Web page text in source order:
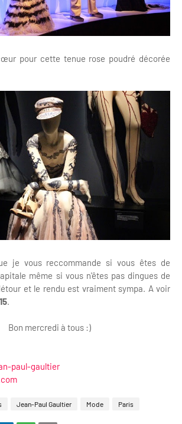
pour cette tenue rose poudré décorée
je vous reccommande si vous êtes de
même si vous n'êtes pas dingues de
et le rendu est vraiment sympa. A voir
.
Bon mercredi à tous :)
paul-gaultier
Jean-Paul Gaultier Mode Paris